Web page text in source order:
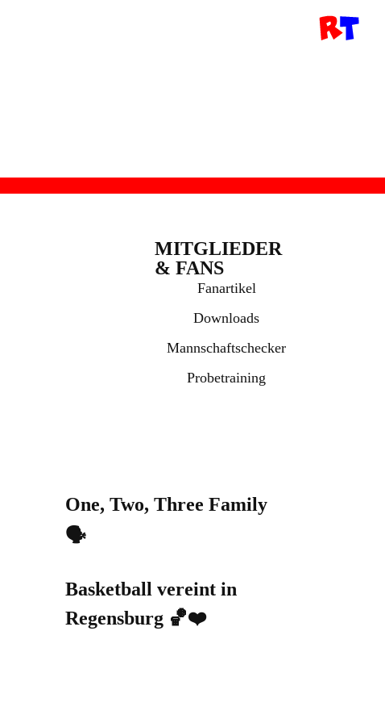
MITGLIEDER
& FANS
Fanartikel
Downloads
Mannschaftschecker
Probetraining
One, Two, Three Family
🗣️
Basketball vereint in
Regensburg 🏀❤️